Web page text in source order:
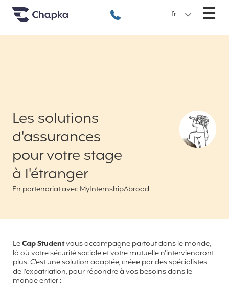
Chapka Assurances Voyages
+33 1 74 85 50 50
fr ☰
Les solutions
d'assurances
pour votre stage
à l'étranger
En partenariat avec MyInternshipAbroad
LeCap Studentvous accompagne partout dans le monde,
là où votre sécurité sociale et votre mutuelle n'interviendront
plus. C'est une solution adaptée, créee par des spécialistes
de l'expatriation, pour répondre à vos besoins dans le
monde entier :